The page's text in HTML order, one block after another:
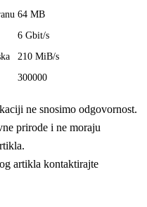
64 MB
6 Gbit/s
210 MiB/s
300000
ne snosimo odgovornost.
prirode i ne moraju
artikla kontaktirajte